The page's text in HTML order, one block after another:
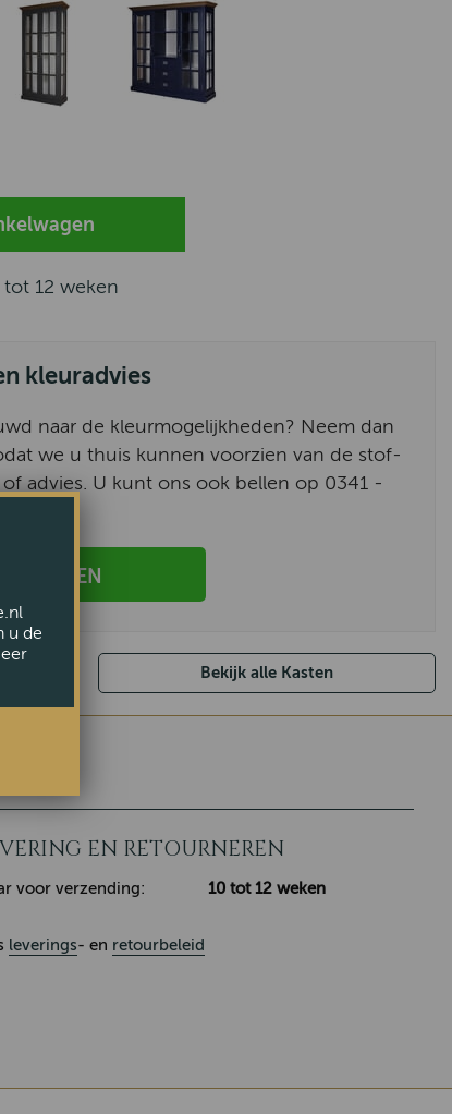
tot 12 weken
kleuradvies
naar de kleurmogelijkheden? Neem dan
we u thuis kunnen voorzien van de stof-
advies. U kunt ons ook bellen op 0341 -
Bekijk alle Kasten
EN RETOURNEREN
voor verzending: 10 tot 12 weken
leverings- en retourbeleid
u de